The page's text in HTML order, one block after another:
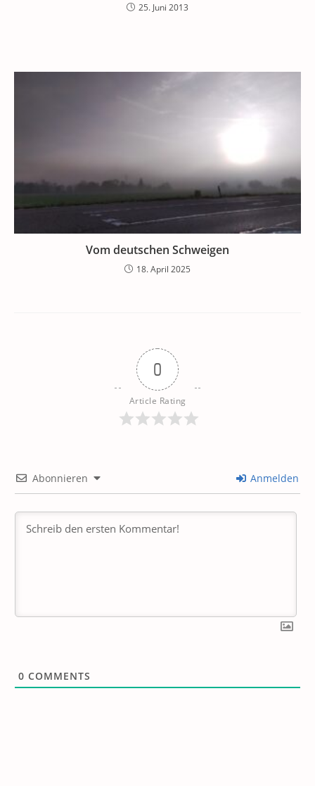
25. Juni 2013
Vom deutschen Schweigen
18. April 2025
0
Article Rating
Abonnieren Anmelden
0 COMMENTS